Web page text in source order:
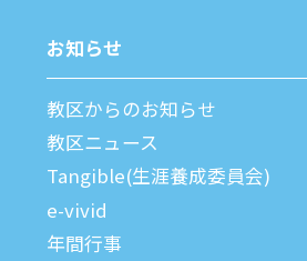
お知らせ
教区からのお知らせ
教区ニュース
Tangible(生涯養成委員会)
e-vivid
年間⾏事